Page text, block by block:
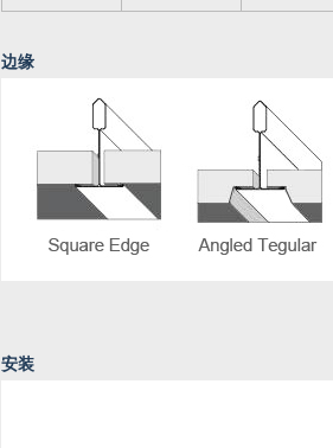
边缘
安装